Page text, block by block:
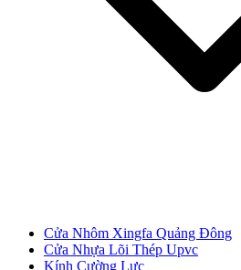
Cửa Nhôm Xingfa Quảng Đông
Cửa Nhựa Lõi Thép Upvc
Kính Cường Lực